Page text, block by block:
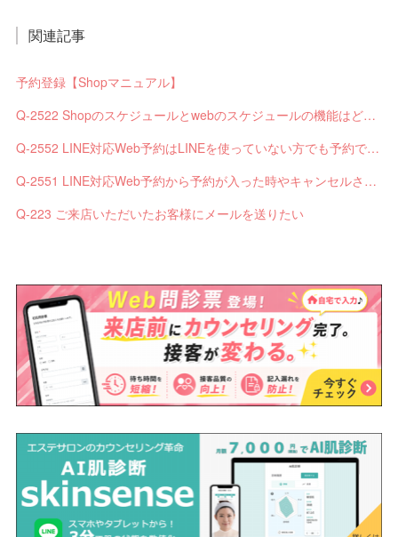
関連記事
予約登録【Shopマニュアル】
Q-2522 Shopのスケジュールとwebのスケジュールの機能はどう違いますか？
Q-2552 LINE対応Web予約はLINEを使っていない方でも予約できますか？
Q-2551 LINE対応Web予約から予約が入った時やキャンセルされた時、サロンやお客様へは通知されますか？
Q-223 ご来店いただいたお客様にメールを送りたい